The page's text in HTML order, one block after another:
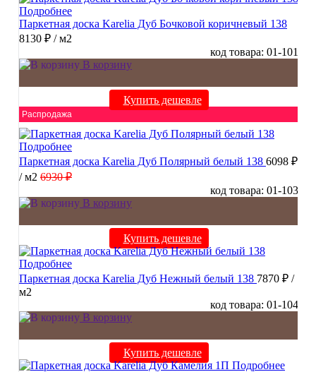
Подробнее
Паркетная доска Karelia Дуб Бочковой коричневый 138
8130 ₽ / м2
код товара: 01-101
В корзину
Купить дешевле
Распродажа
Подробнее
Паркетная доска Karelia Дуб Полярный белый 138 6098 ₽
/ м2 6930 ₽
код товара: 01-103
В корзину
Купить дешевле
Подробнее
Паркетная доска Karelia Дуб Нежный белый 138 7870 ₽ /
м2
код товара: 01-104
В корзину
Купить дешевле
Подробнее